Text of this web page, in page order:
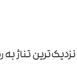
نزدیک‌ترین تناژ